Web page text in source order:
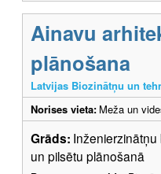
Ainavu
plānošana
Latvijas Biozinātņu un
Norises vieta: Meža un
Grāds:
un pilsētu plānošanā